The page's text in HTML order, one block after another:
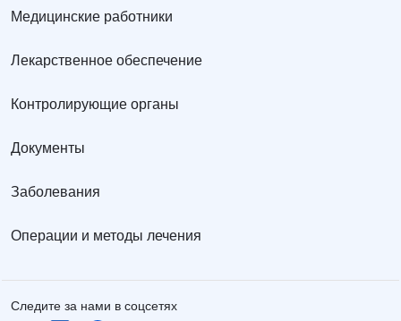
Медицинские работники
Лекарственное обеспечение
Контролирующие органы
Документы
Заболевания
Операции и методы лечения
Следите за нами в соцсетях